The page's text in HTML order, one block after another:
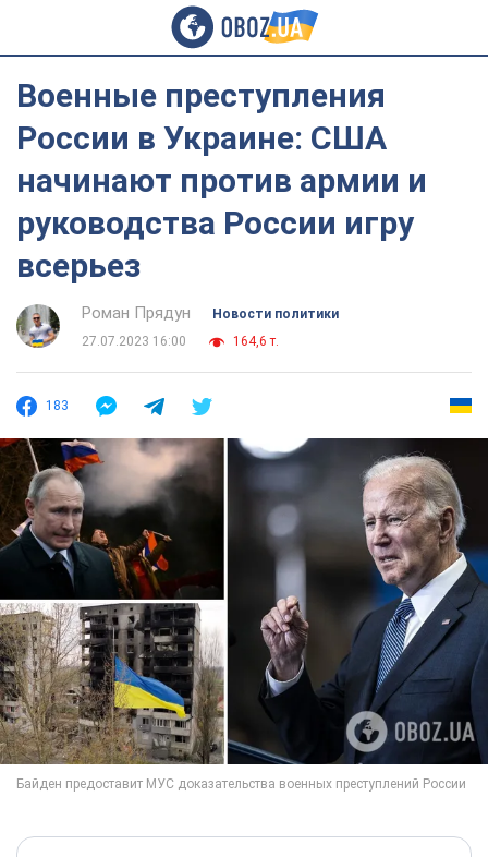
Военные преступления
России в Украине: США
начинают против армии и
руководства России игру
всерьез
Роман Прядун
Новости политики
27.07.2023 16:00
164,6 т.
183